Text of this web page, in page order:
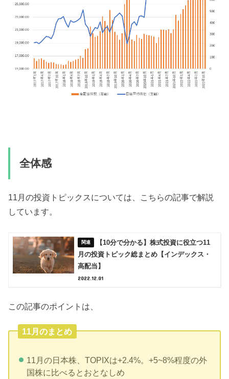
全体感
11月の投資トピックスについては、こちらの記事で解説
しています。
【10分で分かる】株式投資に役立つ11
月の投資トピック総まとめ【インデックス・
高配当】
2022.12.01
この記事のポイントは、
11月のまとめ
11月の日本株、TOPIXは+2.4%。+5~8%程度の外
国株に比べるとおとなしめ